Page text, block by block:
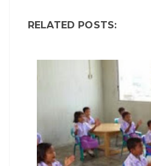
RELATED POSTS: